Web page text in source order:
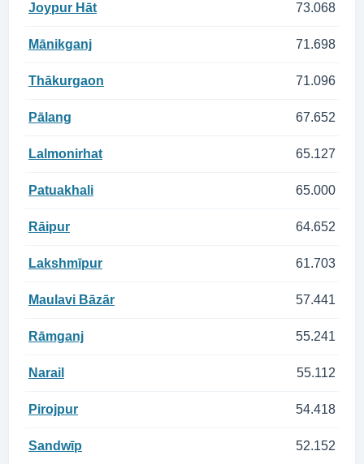
Joypur Hāt 73.068
Mānikganj 71.698
Thākurgaon 71.096
Pālang 67.652
Lalmonirhat 65.127
Patuakhali 65.000
Rāipur 64.652
Lakshmīpur 61.703
Maulavi Bāzār 57.441
Rāmganj 55.241
Narail 55.112
Pirojpur 54.418
Sandwīp 52.152